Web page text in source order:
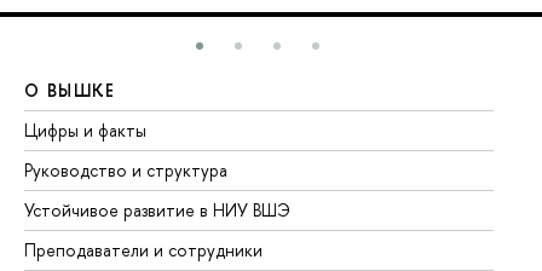
О ВЫШКЕ
Цифры и факты
Руководство и структура
Устойчивое развитие в НИУ ВШЭ
Преподаватели и сотрудники